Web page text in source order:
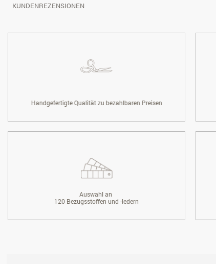
KUNDENREZENSIONEN
Handgefertigte Qualität zu bezahlbaren Preisen
Auswahl an
120 Bezugsstoffen und -ledern